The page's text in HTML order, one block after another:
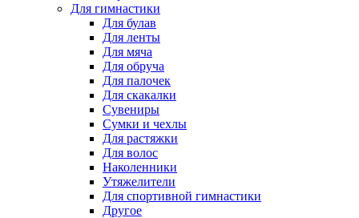
Для гимнастики
Для булав
Для ленты
Для мяча
Для обруча
Для палочек
Для скакалки
Сувениры
Сумки и чехлы
Для растяжки
Для волос
Наколенники
Утяжелители
Для спортивной гимнастики
Другое